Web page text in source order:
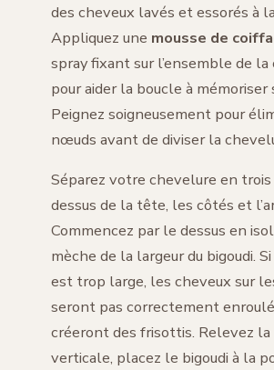
des cheveux lavés et essorés à
Appliquez une mousse de
spray fixant sur l’ensemble de
pour aider la boucle à mémoriser
Peignez soigneusement pour
nœuds avant de diviser la
Séparez votre chevelure en trois
dessus de la tête, les côtés et
Commencez par le dessus en
mèche de la largeur du bigoudi.
est trop large, les cheveux sur
seront pas correctement
créeront des frisottis. Relevez la
verticale, placez le bigoudi à la